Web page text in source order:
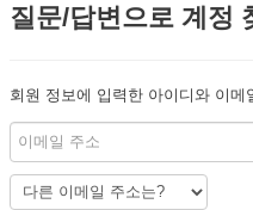
질문/답변으로 계정
회원 정보에 입력한 아이디와 이